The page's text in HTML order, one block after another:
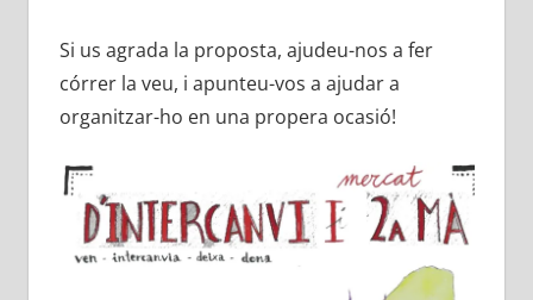
Si us agrada la proposta, ajudeu-nos a fer
córrer la veu, i apunteu-vos a ajudar a
organitzar-ho en una propera ocasió!